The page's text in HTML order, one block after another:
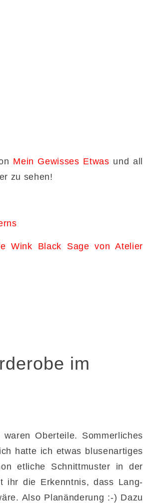
Mein Gewisses Etwas und all
zu sehen!
Wink Black Sage von Atelier
im
Oberteile. Sommerliches
hatte ich etwas blusenartiges
etliche Schnittmuster in der
ihr die Erkenntnis, dass Lang-
Also Planänderung :-) Dazu